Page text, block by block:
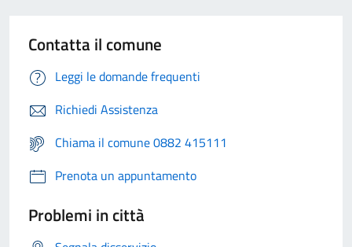
Contatta il comune
Leggi le domande frequenti
Richiedi Assistenza
Chiama il comune 0882 415111
Prenota un appuntamento
Problemi in città